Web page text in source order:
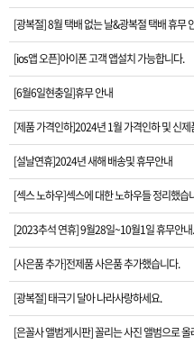
[설날연휴]2024년 새
[섹스 노하우]섹스에
[2023추석 연휴] 9월
[사은품 추가]전제품
[광복절] 태극기 달아
[은꼴사 앨범게시판]
[현충일 배송휴무]6월
[광복절] 8월 택배 없는 날&광복절 택배 휴무
[ios앱 오픈]아이폰 고객 앱설치 가능합니다.
[6월6일현충일]휴무 안내
[제품 가격인하]2024년 1월 가격인하 및 신제
[설날연휴]2024년 새해 배송및 휴무안내
[섹스 노하우]섹스에 대한 노하우들 정리했습
[2023추석 연휴] 9월28일~10월1일 휴무안내.
[사은품 추가]전제품 사은품 추가했습니다.
[광복절] 태극기 달아 나라사랑하세요.
[은꼴사 앨범게시판] 꼴리는 사진 앨범으로